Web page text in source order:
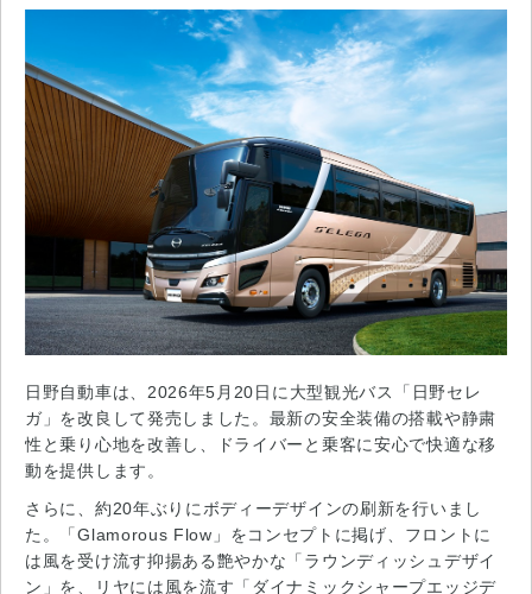
日野自動車は、2026年5月20日に大型観光バス「日野セレ
ガ」を改良して発売しました。最新の安全装備の搭載や静粛
性と乗り心地を改善し、ドライバーと乗客に安心で快適な移
動を提供します。
さらに、約20年ぶりにボディーデザインの刷新を行いまし
た。「Glamorous Flow」をコンセプトに掲げ、フロントに
は風を受け流す抑揚ある艶やかな「ラウンディッシュデザイ
ン」を、リヤには風を流す「ダイナミックシャープエッジデ